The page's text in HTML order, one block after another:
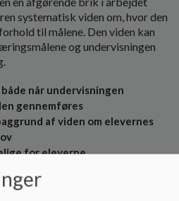
systematisk viden om, hvor den
til målene. Den viden kan
og undervisningen
når undervisningen
gennemføres
af viden om elevernes
for eleverne